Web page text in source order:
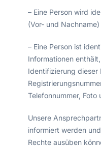
– Eine Person wird
(Vor- und
– Eine Person ist
Informationen
Identifizierung dieser
Telefonnummer, Foto
Unsere
informiert werden
Rechte ausüben